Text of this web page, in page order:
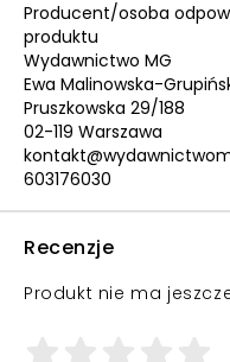
Producent/osoba
produktu
Wydawnictwo MG
Ewa Malinowska-
Pruszkowska 29/188
02-119 Warszawa
603176030
Recenzje
Produkt nie ma